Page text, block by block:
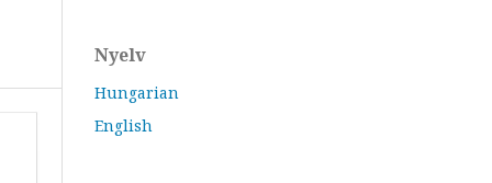
Nyelv
Hungarian
English